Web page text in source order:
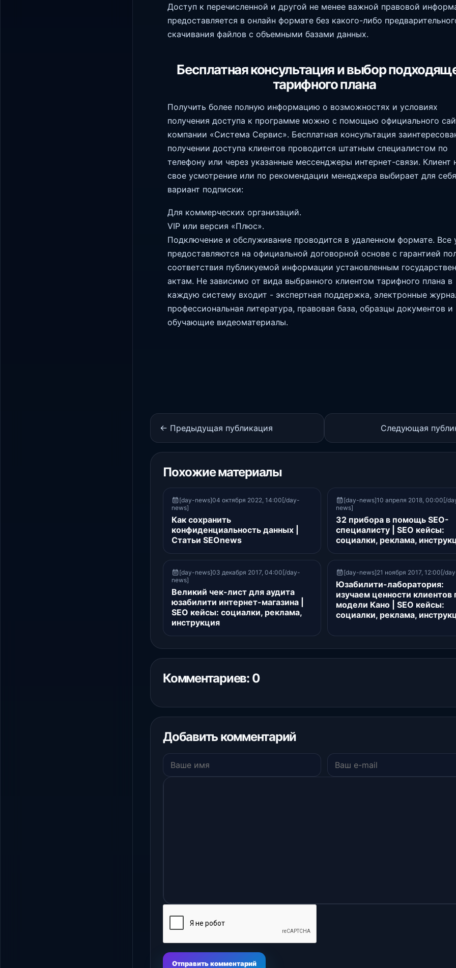
Доступ к перечисленной и другой не менее важной правовой
предоставляется в онлайн формате без какого-либо
скачивания файлов с объемными базами данных.
Бесплатная консультация и выбор
тарифного плана
Получить более полную информацию о возможностях и условиях
получения доступа к программе можно с помощью официального
компании «Система Сервис». Бесплатная консультация
получении доступа клиентов проводится штатным специалистом по
телефону или через указанные мессенджеры интернет-связи. Клиент
свое усмотрение или по рекомендации менеджера выбирает для себя
вариант подписки:
Для коммерческих организаций.
VIP или версия «Плюс».
Подключение и обслуживание проводится в удаленном формате. Все
предоставляются на официальной договорной основе с гарантией
соответствия публикуемой информации установленным
актам. Не зависимо от вида выбранного клиентом тарифного плана в
каждую систему входит - экспертная поддержка, электронные
профессиональная литература, правовая база, образцы документов и
обучающие видеоматериалы.
← Предыдущая публикация Следующая
Похожие материалы
[day-news]04 октября 2022, 14:00[/day-
news]
Как сохранить
конфиденциальность данных |
Статьи SEOnews
[day-news]10 апреля 2018, 00:00[/
news]
32 прибора в помощь SEO-
специалисту | SEO кейсы:
социалки, реклама,
[day-news]03 декабря 2017, 04:00[/day-
news]
Великий чек-лист для аудита
юзабилити интернет-магазина |
SEO кейсы: социалки, реклама,
инструкция
[day-news]21 ноября 2017, 12:00[/
Юзабилити-лаборатория:
изучаем ценности клиентов
модели Кано | SEO кейсы:
социалки, реклама,
Комментариев: 0
Добавить комментарий
Отправить комментарий